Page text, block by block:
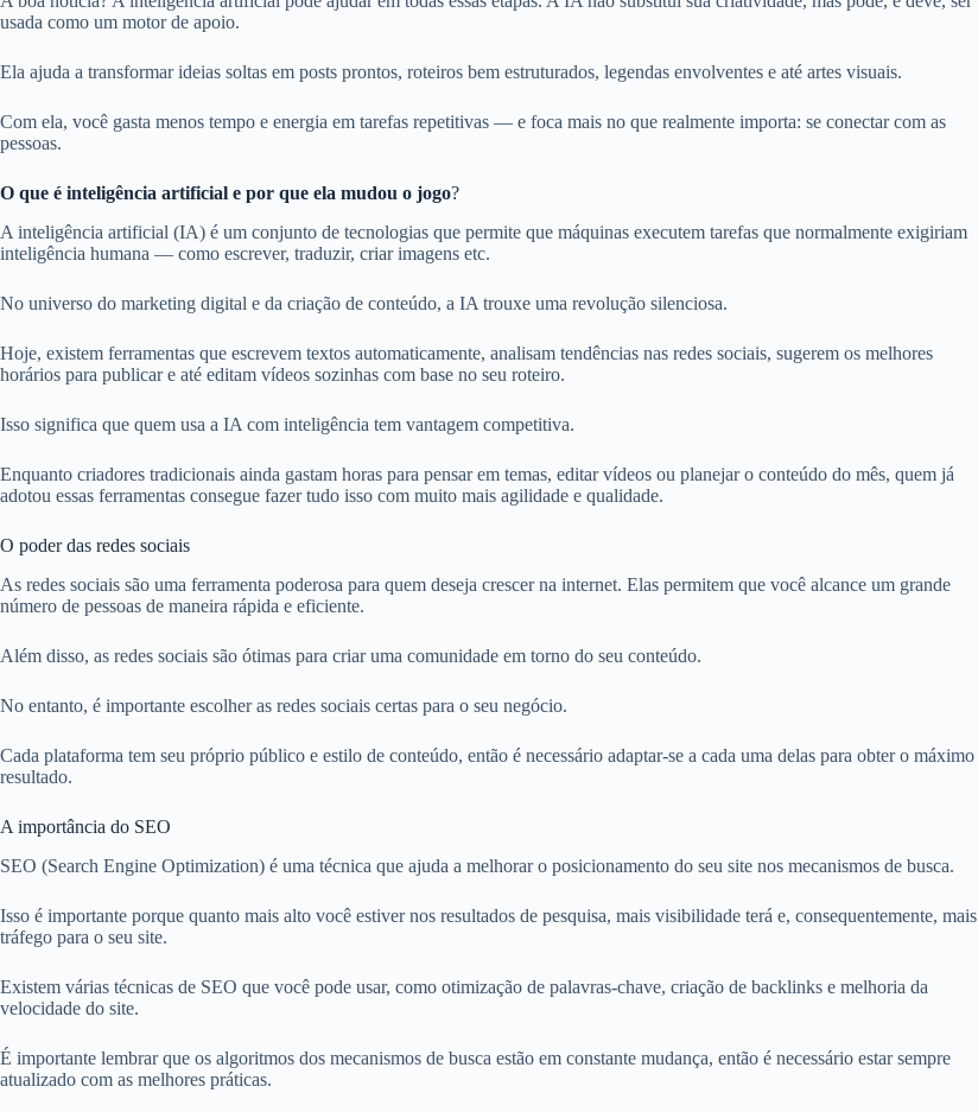
usada como um motor de apoio.
Ela ajuda a transformar ideias soltas em posts prontos, roteiros bem estruturados, legendas envolventes e até artes visuais.
Com ela, você gasta menos tempo e energia em tarefas repetitivas — e foca mais no que realmente importa: se conectar com as
pessoas.
O que é inteligência artificial e por que ela mudou o jogo?
A inteligência artificial (IA) é um conjunto de tecnologias que permite que máquinas executem tarefas que normalmente exigiriam
inteligência humana — como escrever, traduzir, criar imagens etc.
No universo do marketing digital e da criação de conteúdo, a IA trouxe uma revolução silenciosa.
Hoje, existem ferramentas que escrevem textos automaticamente, analisam tendências nas redes sociais, sugerem os melhores
horários para publicar e até editam vídeos sozinhas com base no seu roteiro.
Isso significa que quem usa a IA com inteligência tem vantagem competitiva.
Enquanto criadores tradicionais ainda gastam horas para pensar em temas, editar vídeos ou planejar o conteúdo do mês, quem já
adotou essas ferramentas consegue fazer tudo isso com muito mais agilidade e qualidade.
O poder das redes sociais
As redes sociais são uma ferramenta poderosa para quem deseja crescer na internet. Elas permitem que você alcance um grande
número de pessoas de maneira rápida e eficiente.
Além disso, as redes sociais são ótimas para criar uma comunidade em torno do seu conteúdo.
No entanto, é importante escolher as redes sociais certas para o seu negócio.
Cada plataforma tem seu próprio público e estilo de conteúdo, então é necessário adaptar-se a cada uma delas para obter o máximo
resultado.
A importância do SEO
SEO (Search Engine Optimization) é uma técnica que ajuda a melhorar o posicionamento do seu site nos mecanismos de busca.
Isso é importante porque quanto mais alto você estiver nos resultados de pesquisa, mais visibilidade terá e, consequentemente, mais
tráfego para o seu site.
Existem várias técnicas de SEO que você pode usar, como otimização de palavras-chave, criação de backlinks e melhoria da
velocidade do site.
É importante lembrar que os algoritmos dos mecanismos de busca estão em constante mudança, então é necessário estar sempre
atualizado com as melhores práticas.